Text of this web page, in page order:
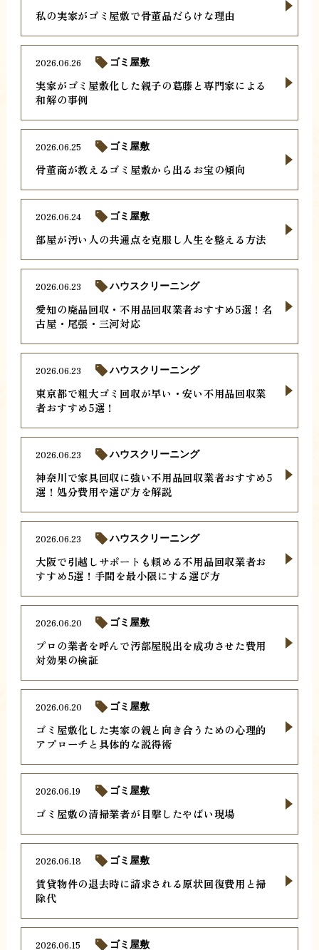
私の実家がゴミ屋敷で骨董品だらけな理由
実家がゴミ屋敷化した親子の葛藤と専門家による
和解の事例
2026.06.26 ゴミ屋敷
骨董商が教えるゴミ屋敷から出るお宝の傾向
2026.06.25 ゴミ屋敷
部屋が汚い人の共通点を克服し人生を整える方法
2026.06.24 ゴミ屋敷
愛知の廃品回収・不用品回収業者おすすめ5選！名
古屋・尾張・三河対応
2026.06.23 ハウスクリーニング
東京都で粗大ゴミ回収が早い・安い不用品回収業
者おすすめ5選！
2026.06.23 ハウスクリーニング
神奈川で家具回収に強い不用品回収業者おすすめ5
選！処分費用や選び方を解説
2026.06.23 ハウスクリーニング
大阪で引越しサポートも頼める不用品回収業者お
すすめ5選！手間を最小限にする選び方
2026.06.23 ハウスクリーニング
プロの業者を呼んで汚部屋脱出を成功させた費用
対効果の検証
2026.06.20 ゴミ屋敷
ゴミ屋敷化した実家の親と向き合うための心理的
アプローチと具体的な説得術
2026.06.20 ゴミ屋敷
ゴミ屋敷の清掃業者が目撃したやばい現場
2026.06.19 ゴミ屋敷
賃貸物件の退去時に請求される原状回復費用と掃
除代
2026.06.18 ゴミ屋敷
2026.06.15 ゴミ屋敷